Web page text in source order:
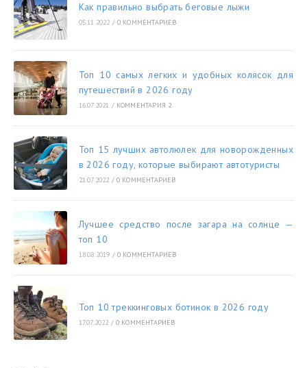
Как правильно выбрать беговые лыжи
05.11.2022 / 0 КОММЕНТАРИЕВ
Топ 10 самых легких и удобных колясок для
путешествий в 2026 году
16.07.2021 / КОММЕНТАРИЯ 2
Топ 15 лучших автолюлек для новорожденных
в 2026 году, которые выбирают автотуристы
21.07.2022 / 0 КОММЕНТАРИЕВ
Лучшее средство после загара на солнце —
топ 10
18.08.2019 / 0 КОММЕНТАРИЕВ
Топ 10 треккинговых ботинок в 2026 году
17.07.2022 / 0 КОММЕНТАРИЕВ